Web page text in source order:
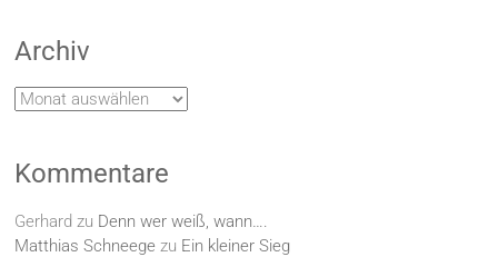
Archiv
Archiv
Kommentare
Gerhard zu Denn wer weiß, wann….
Matthias Schneege zu Ein kleiner Sieg